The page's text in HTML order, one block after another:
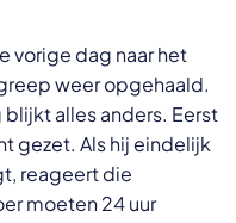
vorige dag naar het
weer opgehaald.
alles anders. Eerst
gezet. Als hij eindelijk
reageert die
moeten 24 uur